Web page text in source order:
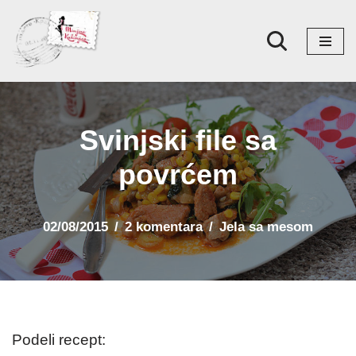
Skoči
na
sadržaj
Svinjski file sa
povrćem
02/08/2015 2 komentara Jela sa mesom
Podeli recept: